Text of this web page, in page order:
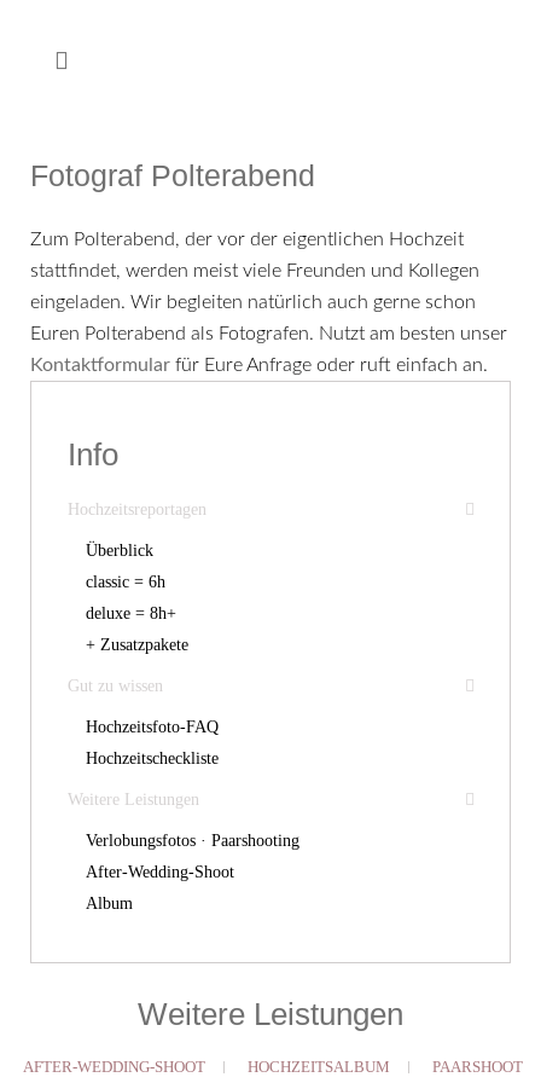
Fotograf Polterabend
Zum Polterabend, der vor der eigentlichen Hochzeit
stattfindet, werden meist viele Freunden und Kollegen
eingeladen. Wir begleiten natürlich auch gerne schon
Euren Polterabend als Fotografen. Nutzt am besten unser
Kontaktformular für Eure Anfrage oder ruft einfach an.
Info
Hochzeitsreportagen
Überblick
classic = 6h
deluxe = 8h+
+ Zusatzpakete
Gut zu wissen
Hochzeitsfoto-FAQ
Hochzeitscheckliste
Weitere Leistungen
Verlobungsfotos · Paarshooting
After-Wedding-Shoot
Album
Weitere Leistungen
AFTER-WEDDING-SHOOT HOCHZEITSALBUM PAARSHOOT